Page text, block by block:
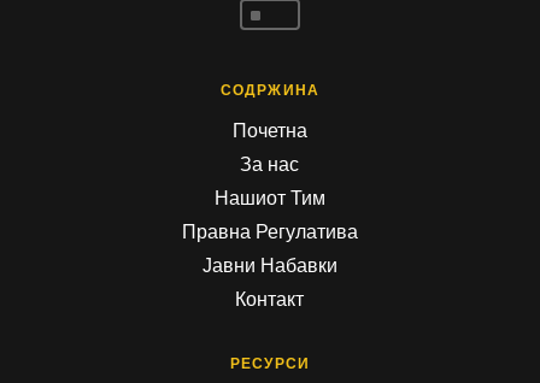
^
СОДРЖИНА
Почетна
За нас
Нашиот Тим
Правна Регулатива
Јавни Набавки
Контакт
РЕСУРСИ